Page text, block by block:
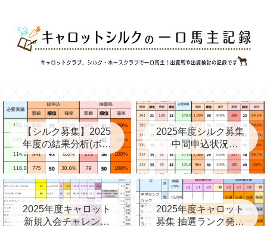
【シルク募集】2025
年度の結果分析(ボー
ダー、確率、昨年度
との比較など)
2025年度シルク募集
中間申込状況
②(08/06)と昨年の中
間③→最終
2025年度キャロット
新規入会チャレンジ
2025年度キャロット
募集 抽選ランク発表